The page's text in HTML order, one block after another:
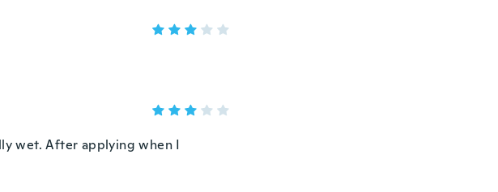
wet. After applying when I